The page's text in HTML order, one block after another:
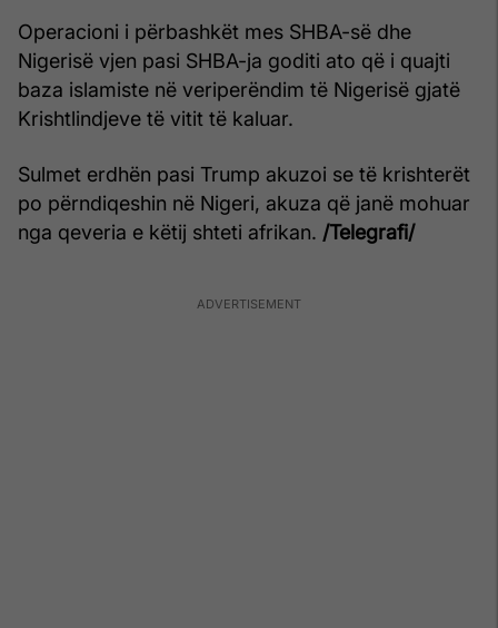
Operacioni i përbashkët mes SHBA-së dhe
Nigerisë vjen pasi SHBA-ja goditi ato që i quajti
baza islamiste në veriperëndim të Nigerisë gjatë
Krishtlindjeve të vitit të kaluar.
Sulmet erdhën pasi Trump akuzoi se të krishterët
po përndiqeshin në Nigeri, akuza që janë mohuar
nga qeveria e këtij shteti afrikan. /Telegrafi/